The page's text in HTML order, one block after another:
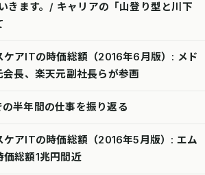
きます。/ キャリアの「山登り型と川下
ケアITの時価総額（2016年6月版）: メド
長、楽天元副社長らが参画
半年間の仕事を振り返る
ケアITの時価総額（2016年5月版）: エム
総額1兆円間近